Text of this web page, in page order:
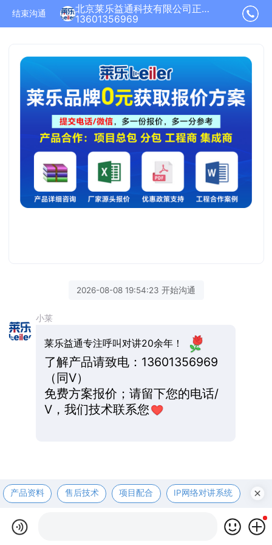
结束沟通
北京莱乐益通科技有限公司正在为您服务
13601356969
2026-08-08 19:54:23 开始沟通
小莱
莱乐益通专注呼叫对讲20余年！
了解产品请致电：13601356969
（同V）
免费方案报价；请留下您的电话/
V，我们技术联系您
产品资料 售后技术 项目配合 IP网络对讲系统 医